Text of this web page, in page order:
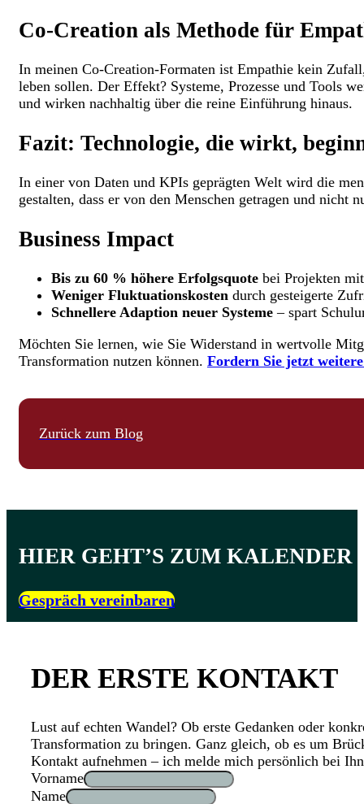
Co-Creation als Methode für
In meinen Co-Creation-Formaten ist Empathie kein
leben sollen. Der Effekt? Systeme, Prozesse und Tools
und wirken nachhaltig über die reine Einführung hinaus.
Fazit: Technologie, die wirkt,
In einer von Daten und KPIs geprägten Welt wird die
gestalten, dass er von den Menschen getragen und nicht
Business Impact
Bis zu 60 % höhere Erfolgsquote bei Projekten
Weniger Fluktuationskosten durch gesteigerte
Schnellere Adaption neuer Systeme – spart
Möchten Sie lernen, wie Sie Widerstand in wertvolle
Transformation nutzen können. Fordern Sie jetzt
Zurück zum Blog
HIER GEHT’S ZUM KALENDER
Gespräch vereinbaren
DER ERSTE KONTAKT
Lust auf echten Wandel? Ob erste Gedanken oder
Transformation zu bringen. Ganz gleich, ob es um
Kontakt aufnehmen – ich melde mich persönlich bei
Vorname
Name